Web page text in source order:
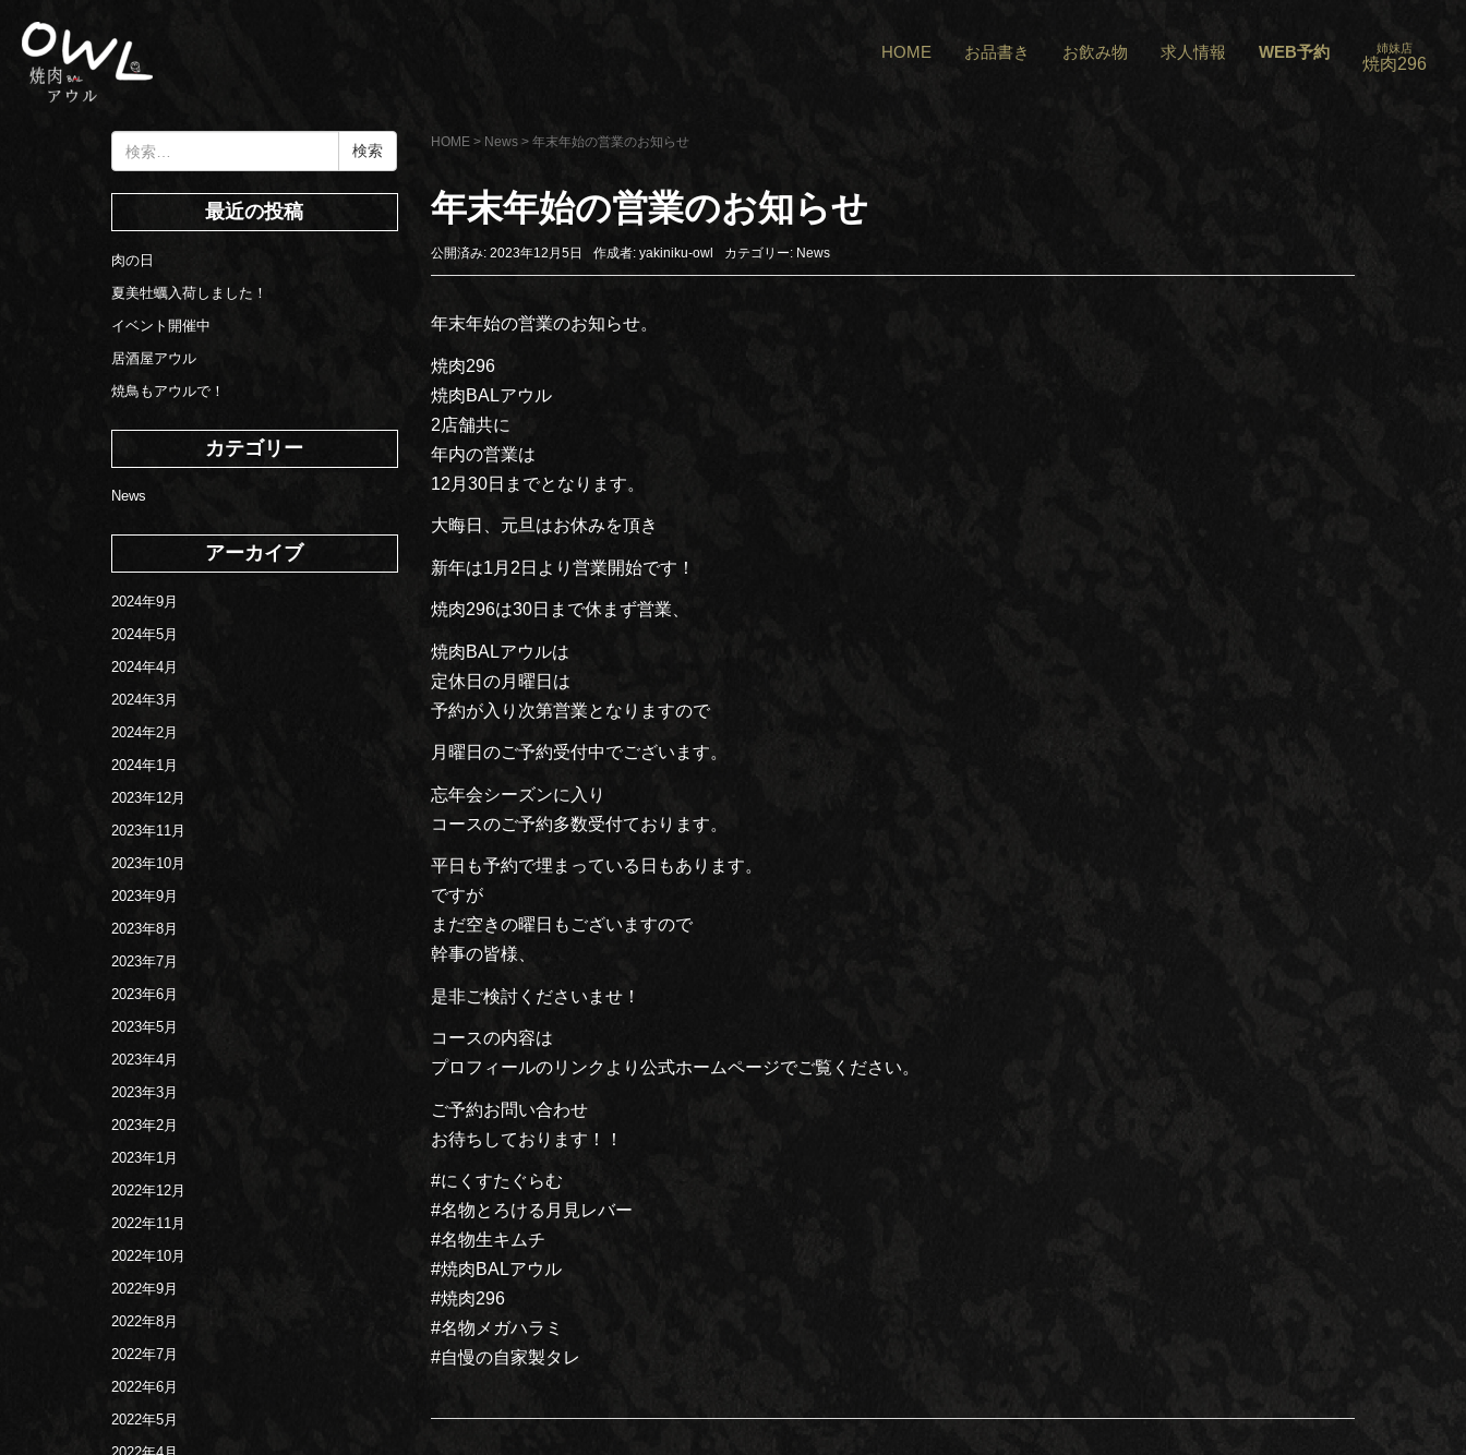
HOME お品書き お飲み物 求人情報 WEB予約 姉妹店
焼肉296
HOME> News> 年末年始の営業のお知らせ
年末年始の営業のお知らせ
公開済み: 2023年12月5日 作成者: yakiniku-owl カテゴリー: News
年末年始の営業のお知らせ。
焼肉296
焼肉BALアウル
2店舗共に
年内の営業は
12月30日までとなります。
大晦日、元旦はお休みを頂き
新年は1月2日より営業開始です！
焼肉296は30日まで休まず営業、
焼肉BALアウルは
定休日の月曜日は
予約が入り次第営業となりますので
月曜日のご予約受付中でございます。
忘年会シーズンに入り
コースのご予約多数受付ております。
平日も予約で埋まっている日もあります。
ですが
まだ空きの曜日もございますので
幹事の皆様、
是非ご検討くださいませ！
コースの内容は
プロフィールのリンクより公式ホームページでご覧ください。
ご予約お問い合わせ
お待ちしております！！
#にくすたぐらむ
#名物とろける月見レバー
#名物生キムチ
#焼肉BALアウル
#焼肉296
#名物メガハラミ
#自慢の自家製タレ
索:
最近の投稿
肉の日
夏美牡蠣入荷しました！
イベント開催中
居酒屋アウル
焼鳥もアウルで！
カテゴリー
News
アーカイブ
2024年9月
2024年5月
2024年4月
2024年3月
2024年2月
2024年1月
2023年12月
2023年11月
2023年10月
2023年9月
2023年8月
2023年7月
2023年6月
2023年5月
2023年4月
2023年3月
2023年2月
2023年1月
2022年12月
2022年11月
2022年10月
2022年9月
2022年8月
2022年7月
2022年6月
2022年5月
2022年4月